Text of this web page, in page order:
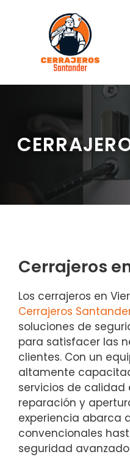
contenido
Cerrajeros
Los cerrajeros en
Cerrajeros
soluciones de
para satisfacer las
clientes. Con un
altamente
servicios de calidad
reparación y
experiencia abarca
convencionales
seguridad